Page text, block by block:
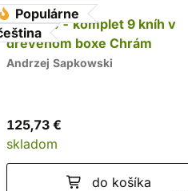
Populárne
Zaklínač - komplet 9 kníh v
drevenom boxe Chrám
Andrzej Sapkowski
125,73 €
skladom
do košíka